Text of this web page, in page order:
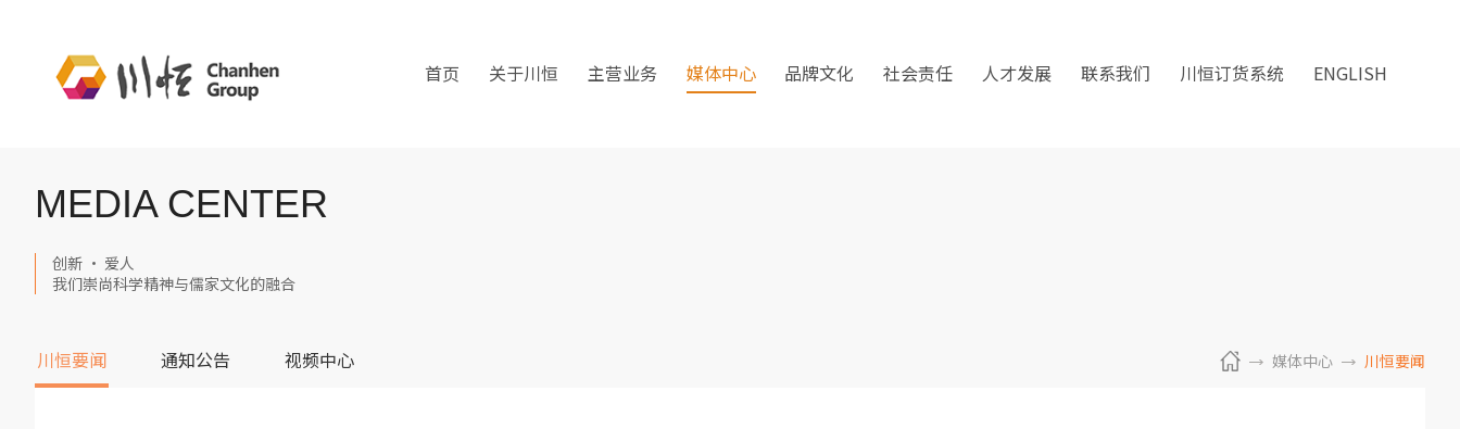
首页 关于川恒 主营业务 媒体中心 品牌文化 社会责任 人才发展 联系我们 川恒订货系统 ENGLISH
MEDIA CENTER
创新 · 爱人
我们崇尚科学精神与儒家文化的融合
川恒要闻 通知公告 视频中心 媒体中心 川恒要闻